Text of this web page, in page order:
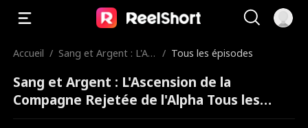
Accueil / Sang et Argent : L'As
gne Rejetée de l'Alph
a
/ Tous les épisodes
Sang et Argent : L'Ascension de la
Compagne Rejetée de l'Alpha Tous les
épisodes